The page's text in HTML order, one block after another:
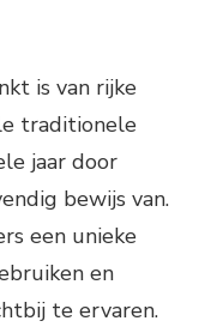
is van rijke
traditionele
jaar door
bewijs van.
een unieke
en
te ervaren.